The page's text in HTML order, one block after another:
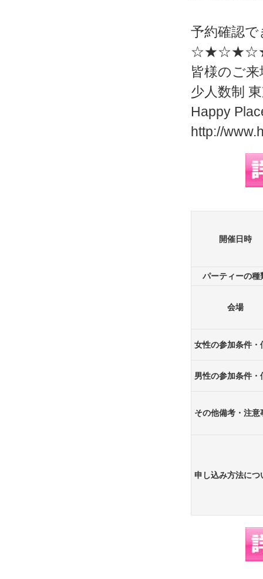
予約確認
皆様のご
少人数制
Happy
http://
開催日時
パーティーの種
会場
女性の参加条件・
男性の参加条件・
その他備考・注意
申し込み方法につ